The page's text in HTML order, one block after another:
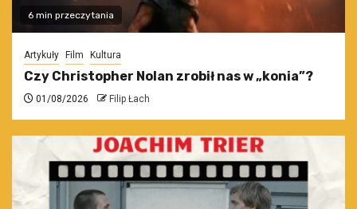
6 min przeczytania
Artykuły Film Kultura
Czy Christopher Nolan zrobił nas w „konia”?
01/08/2026 Filip Łach